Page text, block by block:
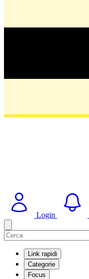
Login
Link rapidi
Categorie
Focus